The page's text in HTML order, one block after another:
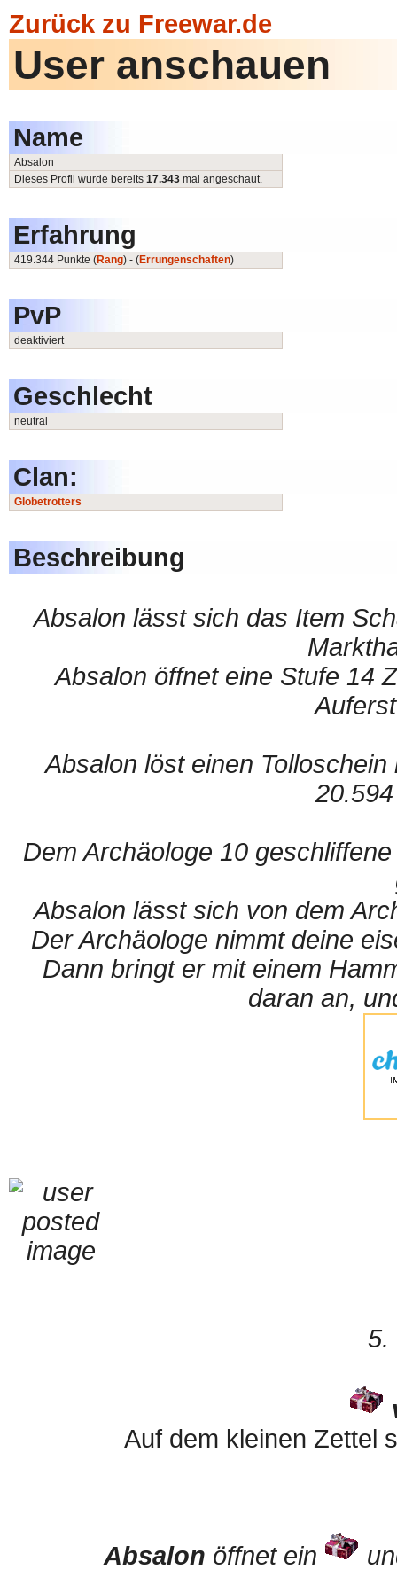
Zurück zu Freewar.de
User anschauen
Name
Absalon
Dieses Profil wurde bereits 17.343 mal angeschaut.
Erfahrung
419.344 Punkte (Rang) - (Errungenschaften)
PvP
deaktiviert
Geschlecht
neutral
Clan:
Globetrotters
Beschreibung
Absalon lässt sich das Item
Absalon öffnet eine Stufe 14
Absalon löst einen
Dem Archäologe 10
Absalon lässt sich von dem
Der Archäologe nimmt deine
Dann bringt er mit einem
daran an,
5.
Auf dem kleinen Zettel
Absalon öffnet ein